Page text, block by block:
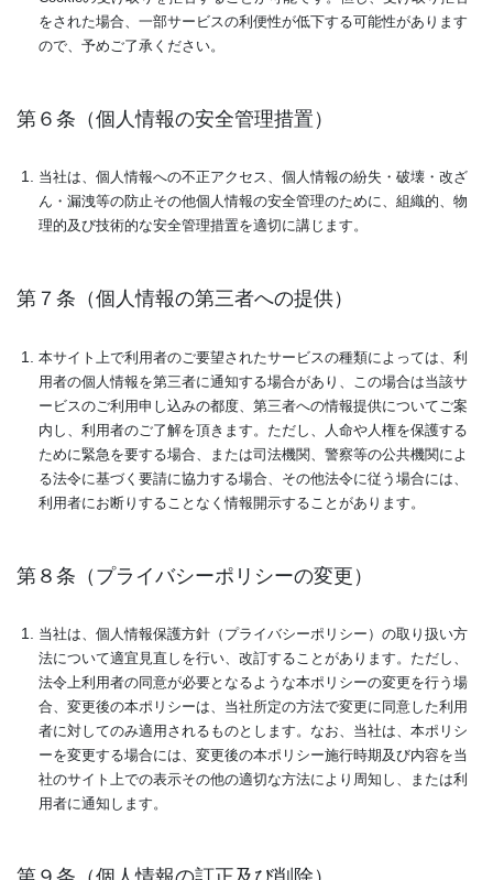
をされた場合、一部サービスの利便性が低下する可能性があります
ので、予めご了承ください。
第６条（個人情報の安全管理措置）
当社は、個人情報への不正アクセス、個人情報の紛失・破壊・改ざ
ん・漏洩等の防止その他個人情報の安全管理のために、組織的、物
理的及び技術的な安全管理措置を適切に講じます。
第７条（個人情報の第三者への提供）
本サイト上で利用者のご要望されたサービスの種類によっては、利
用者の個人情報を第三者に通知する場合があり、この場合は当該サ
ービスのご利用申し込みの都度、第三者への情報提供についてご案
内し、利用者のご了解を頂きます。ただし、人命や人権を保護する
ために緊急を要する場合、または司法機関、警察等の公共機関によ
る法令に基づく要請に協力する場合、その他法令に従う場合には、
利用者にお断りすることなく情報開示することがあります。
第８条（プライバシーポリシーの変更）
当社は、個人情報保護方針（プライバシーポリシー）の取り扱い方
法について適宜見直しを行い、改訂することがあります。ただし、
法令上利用者の同意が必要となるような本ポリシーの変更を行う場
合、変更後の本ポリシーは、当社所定の方法で変更に同意した利用
者に対してのみ適用されるものとします。なお、当社は、本ポリシ
ーを変更する場合には、変更後の本ポリシー施行時期及び内容を当
社のサイト上での表示その他の適切な方法により周知し、または利
用者に通知します。